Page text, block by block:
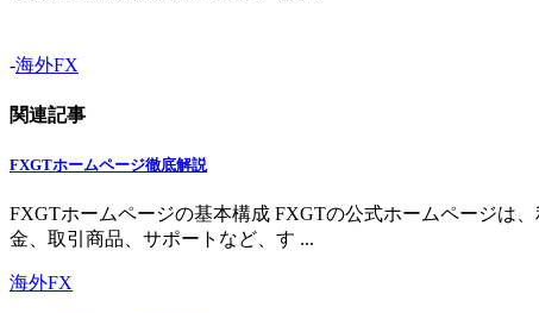
-海外FX
関連記事
FXGTホームページ徹底解説
FXGTホームページの基本構成 FXGTの公式ホームページは
金、取引商品、サポートなど、す ...
海外FX